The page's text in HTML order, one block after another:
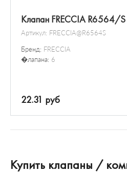
Клапан FRECCIA R6564/S
Артикул: FRECCIA@R6564S
Бренд: FRECCIA
�лапана: 6
22.31 руб
Купить клапаны /